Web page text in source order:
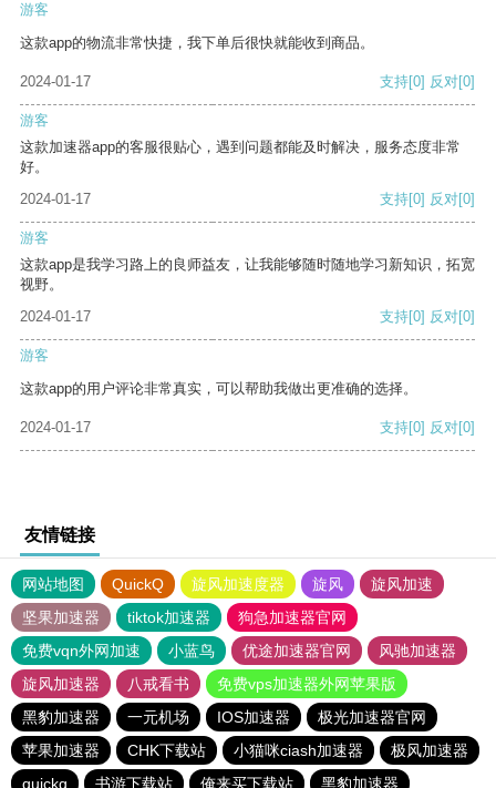
游客
这款app的物流非常快捷，我下单后很快就能收到商品。
2024-01-17 支持[0] 反对[0]
游客
这款加速器app的客服很贴心，遇到问题都能及时解决，服务态度非常
好。
2024-01-17
支持[0] 反对[0]
游客
这款app是我学习路上的良师益友，让我能够随时随地学习新知识，拓宽
视野。
2024-01-17
支持[0] 反对[0]
游客
这款app的用户评论非常真实，可以帮助我做出更准确的选择。
2024-01-17 支持[0] 反对[0]
友情链接
网站地图 QuickQ 旋风加速度器 旋风
旋风加速
坚果加速器
tiktok加速器
狗急加速器官网
免费vqn外网加速
小蓝鸟 优途加速器官网
风驰加速器
旋风加速器
八戒看书
免费vps加速器外网苹果版
黑豹加速器
一元机场 IOS加速器
极光加速器官网
苹果加速器
CHK下载站 小猫咪ciash加速器
极风加速器
quickq
书游下载站 俺来买下载站 黑豹加速器